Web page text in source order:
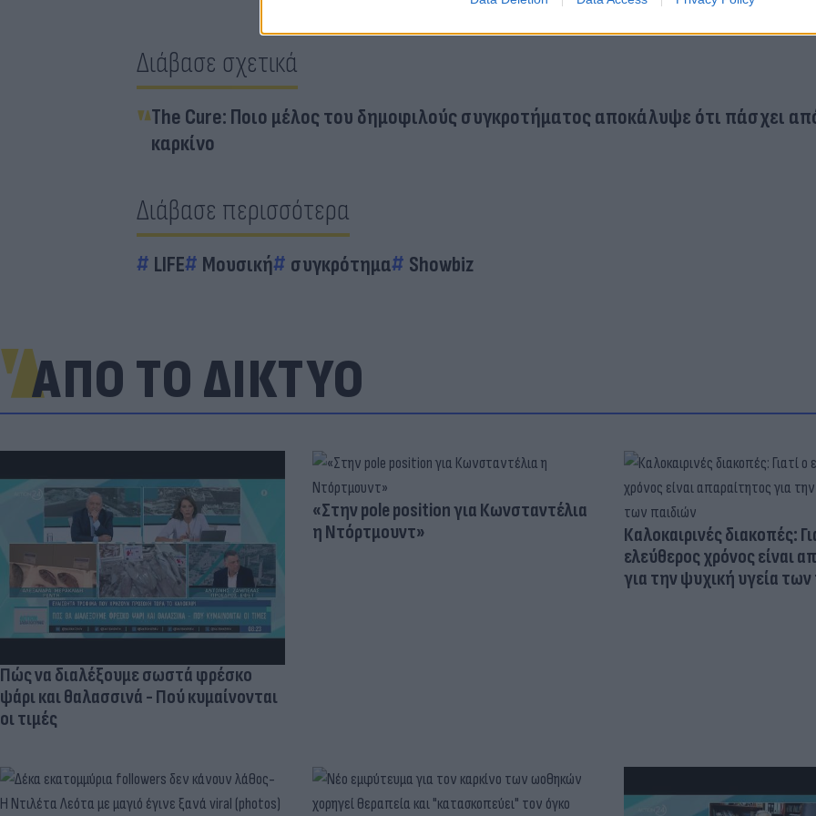
Διάβασε σχετικά
The Cure: Ποιο μέλος του δημοφιλούς συγκροτήματος αποκάλυψε ότι πάσχει
καρκίνο
Διάβασε περισσότερα
LIFE Μουσική συγκρότημα Showbiz
ΑΠΟ ΤΟ ΔΙΚΤΥΟ
Πώς να διαλέξουμε σωστά φρέσκο
ψάρι και θαλασσινά - Πού κυμαίνονται
οι τιμές
«Στην pole position για Κωνσταντέλια
η Ντόρτμουντ»
Καλοκαιρινές διακοπές:
ελεύθερος χρόνος είναι
για την ψυχική υγεία